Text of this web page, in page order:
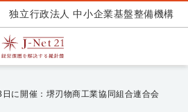
独立行政法人 中小企業基盤整備機構
に開催：堺刃物商工業協同組合連合会